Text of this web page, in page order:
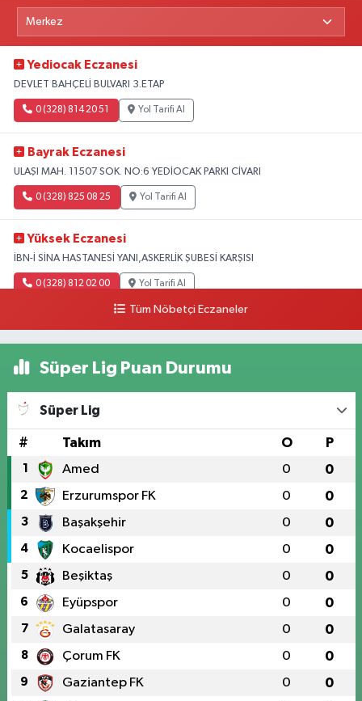
Yediocak Eczanesi
DEVLET BAHÇELİ BULVARI 3.ETAP
0 (328) 814 20 51 Yol Tarifi Al
Bayrak Eczanesi
ULAŞI MAH. 11507 SOK. NO:6 YEDİOCAK PARKI CİVARI
0 (328) 825 08 25 Yol Tarifi Al
Yüksek Eczanesi
İBN-İ SİNA HASTANESİ YANI,ASKERLİK ŞUBESİ KARŞISI
0 (328) 812 02 00 Yol Tarifi Al
Tüm Nöbetçi Eczaneler
Süper Lig Puan Durumu
Süper Lig
# Takım O P
1 Amed 0 0
2 Erzurumspor FK 0 0
3 Başakşehir 0 0
4 Kocaelispor 0 0
5 Beşiktaş 0 0
6 Eyüpspor 0 0
7 Galatasaray 0 0
8 Çorum FK 0 0
9 Gaziantep FK 0 0